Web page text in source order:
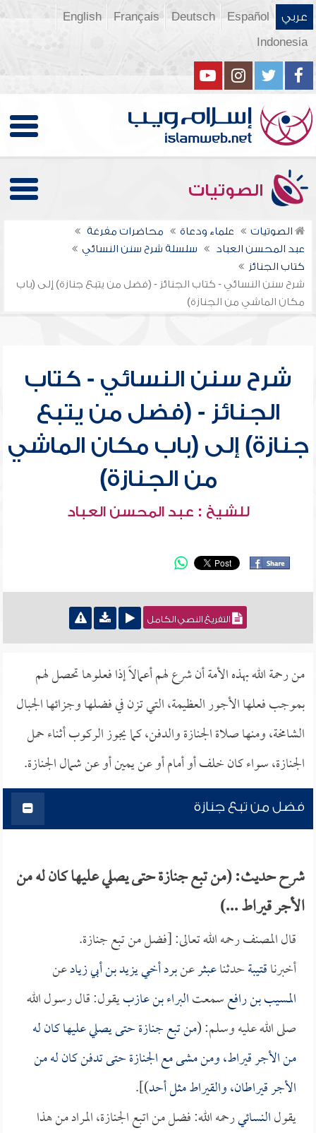
عربي Español
Deutsch
Français
English
Indonesia
الصوتيات
الصوتيات علماء ودعاة
محاضرات مفرغة
عبد المحسن العباد
سلسلة شرح سنن النسائي
كتاب الجنائز
شرح سنن النسائي - كتاب الجنائز - (فضل من يتبع جنازة) إلى (باب
مكان الماشي من الجنازة)
شرح سنن النسائي - كتاب
الجنائز - (فضل من يتبع
جنازة) إلى (باب مكان الماشي
من الجنازة)
للشيخ : عبد المحسن العباد
التفريغ النصي الكامل
من رحمة الله بهذه الأمة أن شرع لهم أعمالاً إذا فعلوها تحصل لهم
بموجب فعلها الأجور العظيمة، التي تزن في فضلها وجزائها الجبال
الشامخة، ومنها صلاة الجنازة والدفن، كما يجوز الركوب أثناء حمل
الجنازة، سواء كان خلف أو أمام أو عن يمين أو عن شمال الجنازة.
فضل من تبع جنازة
شرح حديث: (من تبع جنازة حتى يصلي عليها كان له من
الأجر قيراط ...)
قال المصنف رحمه الله تعالى: [فضل من تبع جنازة.
أخبرناقتيبةحدثناعبثرعنبرد أخي يزيد بن أبي زيادعن
المسيب بن رافعسمعتالبراء بن عازبيقول: قال رسول الله
صلى الله عليه وسلم: (من تبع جنازة حتى يصلي عليها كان له
من الأجر قيراط، ومن مشى مع الجنازة حتى تدفن كان له من
الأجر قيراطان، والقيراط مثل أحد)].
يقولالنسائيرحمه الله: فضل من اتبع الجنازة، المراد من هذا